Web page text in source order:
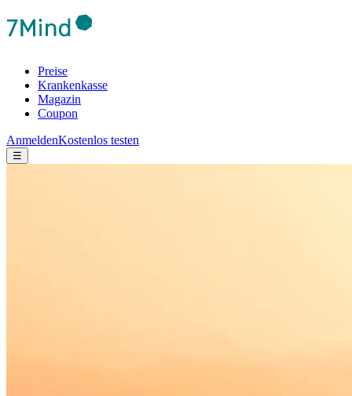
Preise
Krankenkasse
Magazin
Coupon
AnmeldenKostenlos testen
☰